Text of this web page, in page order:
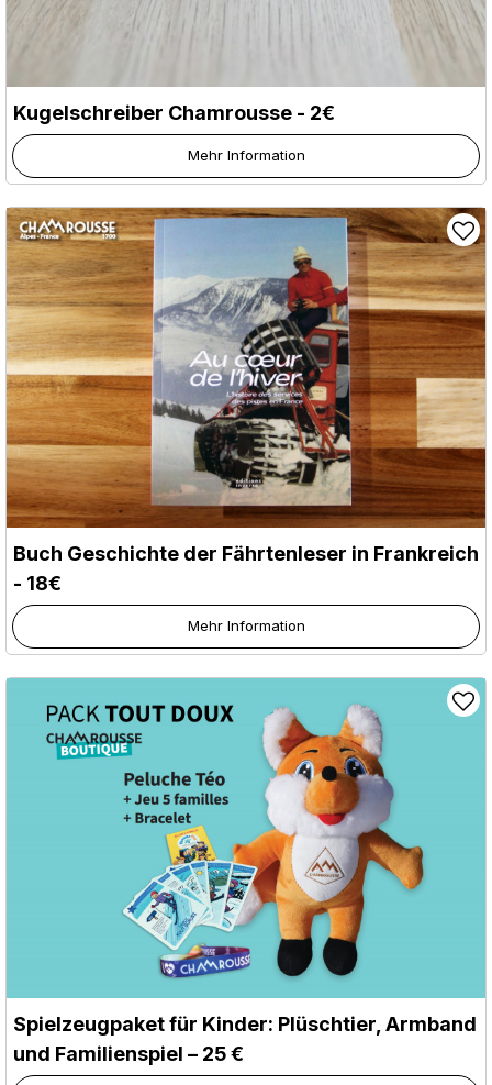
Kugelschreiber Chamrousse - 2€
Mehr Information
Buch Geschichte der Fährtenleser in Frankreich
- 18€
Mehr Information
Spielzeugpaket für Kinder: Plüschtier, Armband
und Familienspiel – 25 €